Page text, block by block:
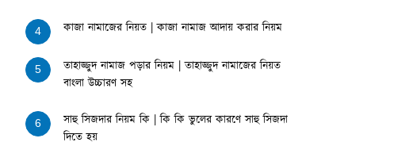
4 কাজা নামাজের নিয়ত | কাজা নামাজ আদায় করার নিয়ম
5
তাহাজ্জুদ নামাজ পড়ার নিয়ম | তাহাজ্জুদ নামাজের নিয়ত
বাংলা উচ্চারণ সহ
6
সাহু সিজদার নিয়ম কি | কি কি ভুলের কারণে সাহু সিজদা
দিতে হয়